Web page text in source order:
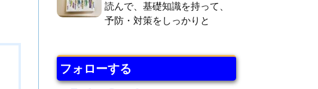
読んで、基礎知識を持って、
予防・対策をしっかりと
フォローする